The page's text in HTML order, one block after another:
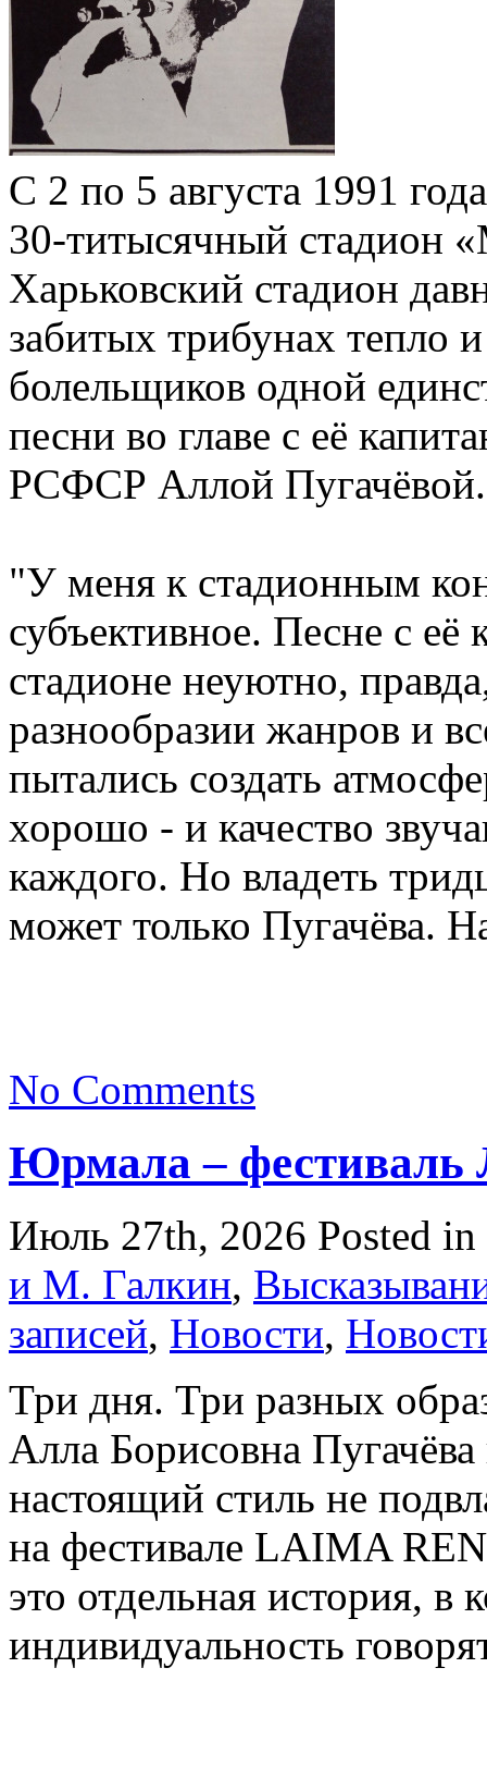
С 2 по 5 августа 1991
30-титысячный стадион
Харьковский стадион
забитых трибунах тепло
болельщиков одной
песни во главе с её
РСФСР Аллой Пугачёвой.
"У меня к стадионным
субъективное. Песне с
стадионе неуютно,
разнообразии жанров и
пытались создать
хорошо - и качество
каждого. Но владеть
может только Пугачёва.
No Comments
Юрмала – фестиваль
Июль 27th, 2026 Posted in
и М. Галкин,
записей, Новости,
Три дня. Три разных
Алла Борисовна Пугачёва
настоящий стиль не
на фестивале LAIMA
это отдельная история, в
индивидуальность